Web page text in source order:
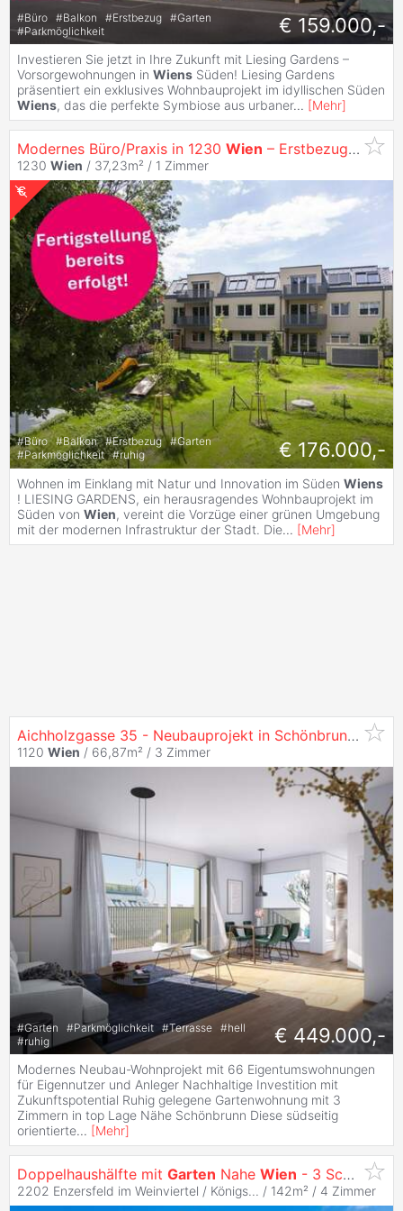
#Büro #Balkon #Erstbezug #Garten
#Parkmöglichkeit € 159.000,-
Investieren Sie jetzt in Ihre Zukunft mit Liesing Gardens –
Vorsorgewohnungen in Wiens Süden! Liesing Gardens
präsentiert ein exklusives Wohnbauprojekt im idyllischen Süden
Wiens, das die perfekte Symbiose aus urbaner... [Mehr]
Modernes Büro/Praxis in 1230 Wien – Erstbezug zum
1230 Wien / 37,23m² / 1 Zimmer
#Büro #Balkon #Erstbezug #Garten
#Parkmöglichkeit #ruhig € 176.000,-
Wohnen im Einklang mit Natur und Innovation im Süden Wiens
! LIESING GARDENS, ein herausragendes Wohnbauprojekt im
Süden von Wien, vereint die Vorzüge einer grünen Umgebung
mit der modernen Infrastruktur der Stadt. Die... [Mehr]
Aichholzgasse 35 - Neubauprojekt in Schönbrunn-Nähe - Gartenwohnung zu
1120 Wien / 66,87m² / 3 Zimmer
#Garten #Parkmöglichkeit #Terrasse #hell
#ruhig € 449.000,-
Modernes Neubau-Wohnprojekt mit 66 Eigentumswohnungen
für Eigennutzer und Anleger Nachhaltige Investition mit
Zukunftspotential Ruhig gelegene Gartenwohnung mit 3
Zimmern in top Lage Nähe Schönbrunn Diese südseitig
orientierte... [Mehr]
Doppelhaushälfte mit Garten Nahe Wien - 3 Schlafzimmer + Homeoffice
2202 Enzersfeld im Weinviertel / Königs... / 142m² / 4 Zimmer